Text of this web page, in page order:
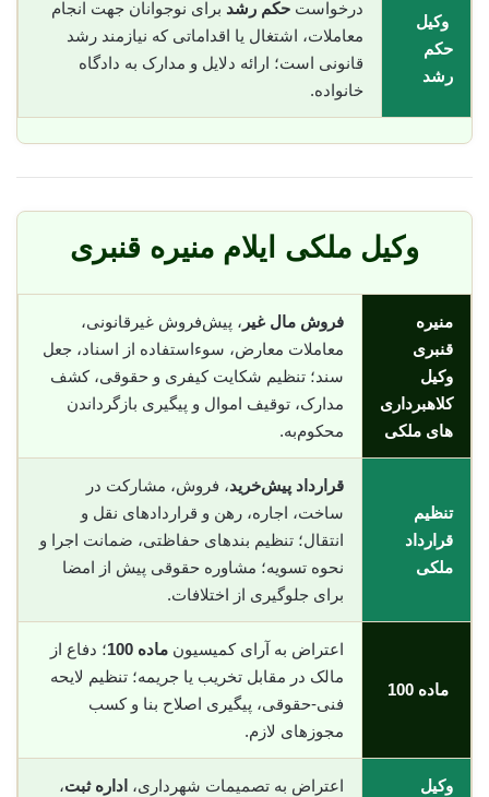
وکیل
حکم
رشد
درخواست حکم رشد برای نوجوانان جهت انجام
معاملات، اشتغال یا اقداماتی که نیازمند رشد
قانونی است؛ ارائه دلایل و مدارک به دادگاه
خانواده.
وکیل ملکی ایلام منیره قنبری
منیره
قنبری
وکیل
کلاهبرداری
های ملکی
فروش مال غیر ، پیش‌فروش غیرقانونی،
معاملات معارض، سوء‌استفاده از اسناد، جعل
سند؛ تنظیم شکایت کیفری و حقوقی، کشف
مدارک، توقیف اموال و پیگیری بازگرداندن
محکوم‌به.
تنظیم
قرارداد
ملکی
قرارداد پیش‌خرید، فروش، مشارکت در
ساخت، اجاره، رهن و قراردادهای نقل و
انتقال؛ تنظیم بندهای حفاظتی، ضمانت اجرا و
نحوه تسویه؛ مشاوره حقوقی پیش از امضا
برای جلوگیری از اختلافات.
ماده 100
اعتراض به آرای کمیسیون ماده 100
؛ دفاع از
مالک در مقابل تخریب یا جریمه؛ تنظیم لایحه
فنی-حقوقی، پیگیری اصلاح بنا و کسب
مجوزهای لازم.
وکیل
اعتراض به تصمیمات شهرداری، اداره ثبت،